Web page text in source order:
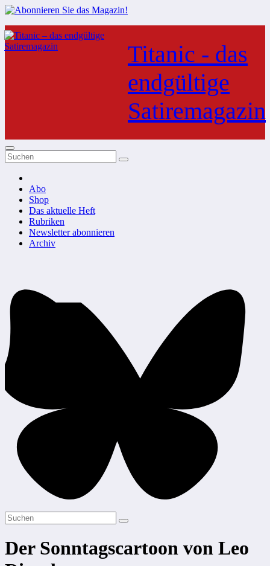
Zum
Inhalt
springen
Titanic - das
endgültige
Satiremagazin
Abo
Shop
Das aktuelle Heft
Rubriken
Newsletter abonnieren
Archiv
Der Sonntagscartoon von Leo